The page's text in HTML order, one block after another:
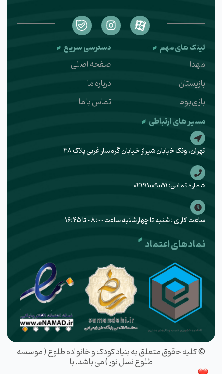
I
n
s
t
a
r
a
m
لینک های مهم
مهدا
بازیستان
بازی‌بوم
دسترسی سریع
صفحه اصلی
درباره ما
تماس با ما
مسیر های ارتباطی
تهران، ونک خیابان شیراز خیابان گرمسار غربی پلاک ۴۸
شماره تماس: 02191009051
ساعت کاری : شنبه تا چهارشنبه ساعت ۰۸:۰۰ تا ۱۶:۴۵
نماد های اعتماد
© کلیه حقوق متعلق به بنیاد کودک و خانواده طلوع ( موسسه
طلوع نسل نور ) می باشد. با